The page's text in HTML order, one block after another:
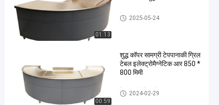
प्रेरण
टेपपानाकी
ग्रिल टेबल
08-16
573
विचार
टेपपानाकी
ग्रिल
#
01:13
टेपपानाकी ग्रिल टेबल
2025-05-24
00:59
शुद्ध कॉपर सामग्री टेपपानाकी ग्रिल
टेबल इलेक्ट्रोमैग्नेटिक आर 850 *
800 मिमी
टेपपानाकी ग्रिल टेबल
2024-02-29